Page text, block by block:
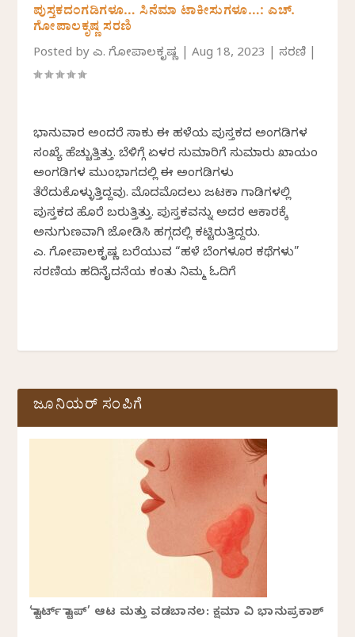
ಪುಸ್ತಕದಂಗಡಿಗಳೂ… ಸಿನೆಮಾ ಟಾಕೀಸುಗಳೂ…: ಎಚ್.
ಗೋಪಾಲಕೃಷ್ಣ ಸರಣಿ
Posted byಎಚ್. ಗೋಪಾಲಕೃಷ್ಣ|Aug 18, 2023 |ಸರಣಿ
ಭಾನುವಾರ ಅಂದರೆ ಸಾಕು ಈ ಹಳೆಯ ಪುಸ್ತಕದ ಅಂಗಡಿಗಳ
ಸಂಖ್ಯೆ ಹೆಚ್ಚುತ್ತಿತ್ತು. ಬೆಳಿಗ್ಗೆ ಏಳರ ಸುಮಾರಿಗೆ ಸುಮಾರು ಖಾಯಂ
ಅಂಗಡಿಗಳ ಮುಂಭಾಗದಲ್ಲಿ ಈ ಅಂಗಡಿಗಳು
ತೆರೆದುಕೊಳ್ಳುತ್ತಿದ್ದವು. ಮೊದಮೊದಲು ಜಟಕಾ ಗಾಡಿಗಳಲ್ಲಿ
ಪುಸ್ತಕದ ಹೊರೆ ಬರುತ್ತಿತ್ತು. ಪುಸ್ತಕವನ್ನು ಅದರ ಆಕಾರಕ್ಕೆ
ಅನುಗುಣವಾಗಿ ಜೋಡಿಸಿ ಹಗ್ಗದಲ್ಲಿ ಕಟ್ಟಿರುತ್ತಿದ್ದರು.
ಎಚ್. ಗೋಪಾಲಕೃಷ್ಣ ಬರೆಯುವ “ಹಳೆ ಬೆಂಗಳೂರ ಕಥೆಗಳು”
ಸರಣಿಯ ಹದಿನೈದನೆಯ ಕಂತು ನಿಮ್ಮ ಓದಿಗೆ
ಜೂನಿಯರ್ ಸಂಪಿಗೆ
‘ಸ್ಟಾರ್ಟ್ ಸ್ಟಾಪ್’ ಆಟ ಮತ್ತು ವಡಬಾನಲ: ಕ್ಷಮಾ ವಿ ಭಾನುಪ್ರಕಾಶ್